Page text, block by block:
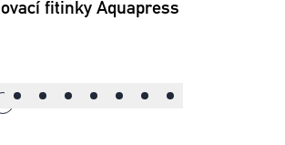
fitinky Aquapress